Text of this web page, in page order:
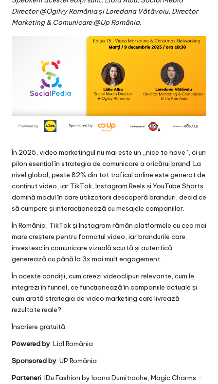
v
a
e
Director @Ogilvy România și Loredana Vătăvoiu, Director
Marketing & Comunicare @Up România.
În 2025, video marketingul nu mai este un „nice to have”, ci un
pilon esențial în strategia de comunicare a oricărui brand. La
nivel global, peste 82% din tot traficul online este generat de
conținut video, iar TikTok, Instagram Reels și YouTube Shorts
domină modul în care utilizatorii descoperă branduri, decid ce
să cumpere și interacționează cu mesajele companiilor.
În România, TikTok și Instagram rămân platformele cu cea mai
mare creștere pentru formatul video, iar brandurile care
investesc în comunicare vizuală scurtă și autentică
generează cu până la 3x mai mult engagement.
În aceste condiții, cum creezi videoclipuri relevante, cum le
integrezi în funnel, ce funcționează în campaniile actuale și
cum arată strategia de video marketing care livrează
rezultate reale?
Înscriere gratuită
Powered by: Lidl România
Sponsored by: UP România
Parteneri: IDu Fashion by Ioana Dumitrache, Magic Charms –